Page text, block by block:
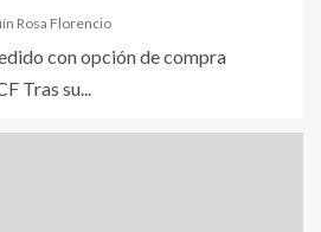
Rosa Florencio
con opción de compra
Tras su...